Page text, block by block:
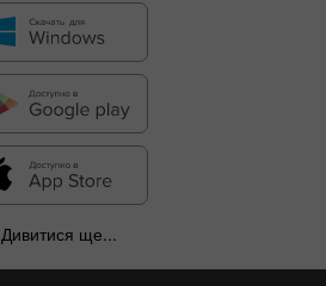
Дивитися ще...